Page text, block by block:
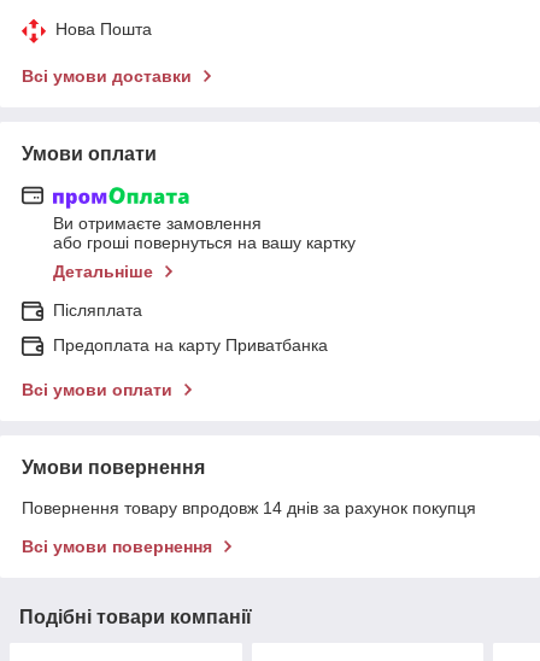
Нова Пошта
Всі умови доставки
Умови оплати
Ви отримаєте замовлення
або гроші повернуться на вашу картку
Детальніше
Післяплата
Предоплата на карту Приватбанка
Всі умови оплати
Умови повернення
Повернення товару впродовж 14 днів за рахунок покупця
Всі умови повернення
Подібні товари компанії